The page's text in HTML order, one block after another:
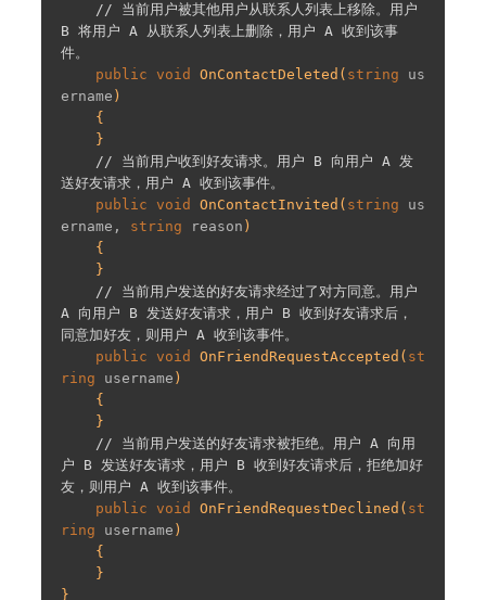
// 当前用户被其他用户从联系人列表上移除。用户
B 将用户 A 从联系人列表上删除，用户 A 收到该事
件。
public void OnContactDeleted ( string us
ername )
{
// 当前用户收到好友请求。用户 B 向用户 A 发
送好友请求，用户 A 收到该事件。
public void OnContactInvited ( string us
ername, string reason )
{
// 当前用户发送的好友请求经过了对方同意。用户
A 向用户 B 发送好友请求，用户 B 收到好友请求后，
同意加好友，则用户 A 收到该事件。
public void OnFriendRequestAccepted ( st
ring username )
{
// 当前用户发送的好友请求被拒绝。用户 A 向用
户 B 发送好友请求，用户 B 收到好友请求后，拒绝加好
友，则用户 A 收到该事件。
public void OnFriendRequestDeclined ( st
ring username )
{
}